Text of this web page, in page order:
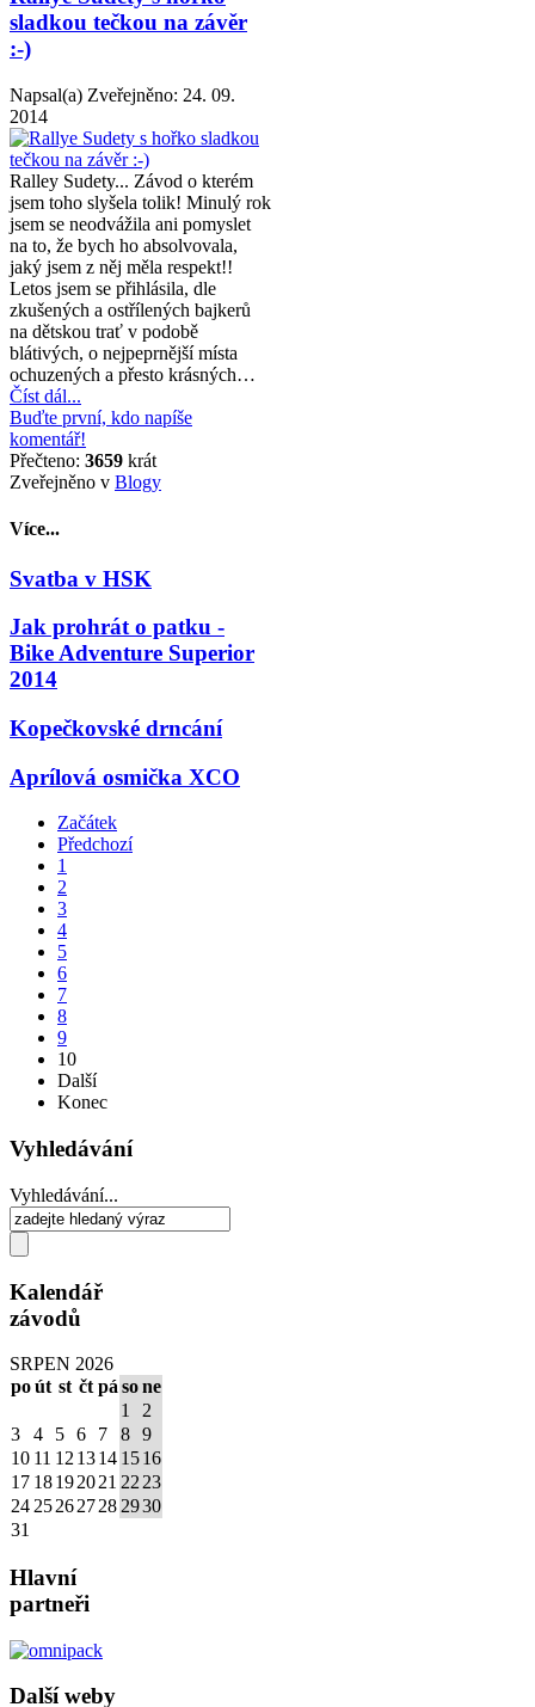
sladkou tečkou na závěr
:-)
Napsal(a) Zveřejněno: 24. 09.
2014
Ralley Sudety... Závod o kterém
jsem toho slyšela tolik! Minulý rok
jsem se neodvážila ani pomyslet
na to, že bych ho absolvovala,
jaký jsem z něj měla respekt!!
Letos jsem se přihlásila, dle
zkušených a ostřílených bajkerů
na dětskou trať v podobě
blátivých, o nejpeprnější místa
ochuzených a přesto krásných…
Číst dál...
Buďte první, kdo napíše
komentář!
Přečteno: 3659 krát
Zveřejněno v Blogy
Více...
Svatba v HSK
Jak prohrát o patku -
Bike Adventure Superior
2014
Kopečkovské drncání
Aprílová osmička XCO
Začátek
Předchozí
1
2
3
4
5
6
7
8
9
10
Další
Konec
Vyhledávání
Vyhledávání...
Kalendář
závodů
SRPEN 2026
poút st čt pá sone
1
2
3
4 5 6 7 8 9
10 11 12 1314 1516
17 18192021 22 23
24 25262728 2930
31
Hlavní
partneři
Další weby